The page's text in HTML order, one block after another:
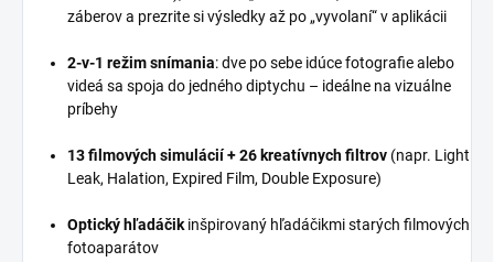
záberov a prezrite si výsledky až po „vyvolaní“ v aplikácii
2-v-1 režim snímania: dve po sebe idúce fotografie alebo
videá sa spoja do jedného diptychu – ideálne na vizuálne
príbehy
13 filmových simulácií + 26 kreatívnych filtrov (napr. Light
Leak, Halation, Expired Film, Double Exposure)
Optický hľadáčik inšpirovaný hľadáčikmi starých filmových
fotoaparátov